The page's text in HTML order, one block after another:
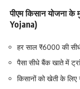
पीएम किसान योजना
Yojana)
हर साल ₹6000 की
पैसा सीधे बैंक खाते में
किसानों को खेती के